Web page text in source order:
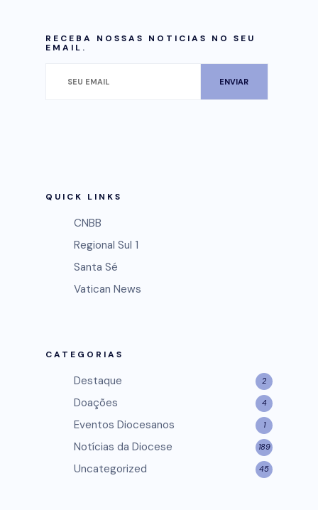
RECEBA NOSSAS NOTICIAS NO SEU
EMAIL.
QUICK LINKS
CNBB
Regional Sul 1
Santa Sé
Vatican News
CATEGORIAS
Destaque 2
Doações 4
Eventos Diocesanos 1
Notícias da Diocese 189
Uncategorized 45